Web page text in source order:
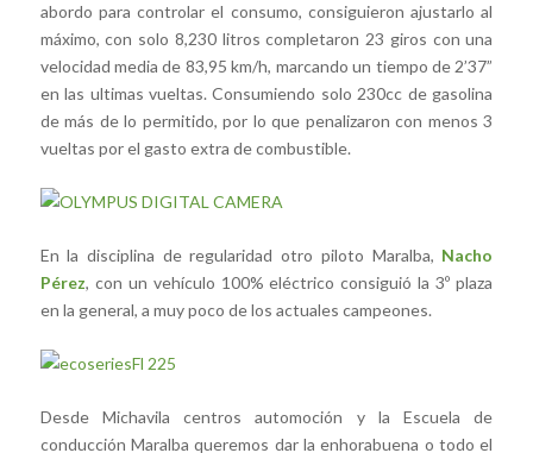
abordo para controlar el consumo, consiguieron ajustarlo al
máximo, con solo 8,230 litros completaron 23 giros con una
velocidad media de 83,95 km/h, marcando un tiempo de 2’37”
en las ultimas vueltas. Consumiendo solo 230cc de gasolina
de más de lo permitido, por lo que penalizaron con menos 3
vueltas por el gasto extra de combustible.
En la disciplina de regularidad otro piloto Maralba, Nacho
Pérez, con un vehículo 100% eléctrico consiguió la 3º plaza
en la general, a muy poco de los actuales campeones.
Desde Michavila centros automoción y la Escuela de
conducción Maralba queremos dar la enhorabuena o todo el